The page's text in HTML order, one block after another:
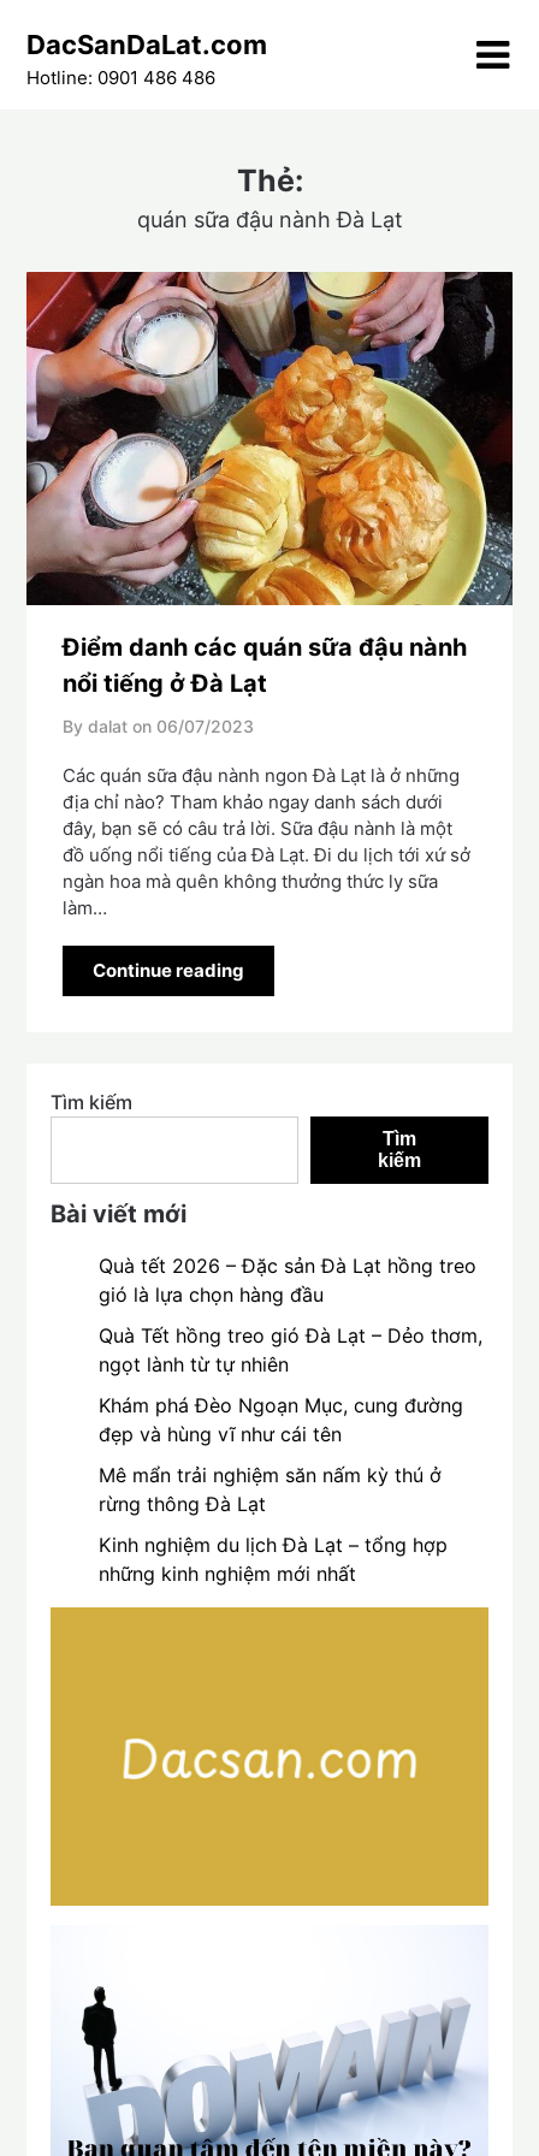
content
DacSanDaLat.com
Hotline: 0901 486 486
Thẻ:
quán sữa đậu nành Đà Lạt
Điểm danh các quán sữa đậu nành
nổi tiếng ở Đà Lạt
By dalat on 06/07/2023
Các quán sữa đậu nành ngon Đà Lạt là ở những
địa chỉ nào? Tham khảo ngay danh sách dưới
đây, bạn sẽ có câu trả lời. Sữa đậu nành là một
đồ uống nổi tiếng của Đà Lạt. Đi du lịch tới xứ sở
ngàn hoa mà quên không thưởng thức ly sữa
làm…
Continue reading
Tìm kiếm
Tìm
kiếm
Bài viết mới
Quà tết 2026 – Đặc sản Đà Lạt hồng treo
gió là lựa chọn hàng đầu
Quà Tết hồng treo gió Đà Lạt – Dẻo thơm,
ngọt lành từ tự nhiên
Khám phá Đèo Ngoạn Mục, cung đường
đẹp và hùng vĩ như cái tên
Mê mẩn trải nghiệm săn nấm kỳ thú ở
rừng thông Đà Lạt
Kinh nghiệm du lịch Đà Lạt – tổng hợp
những kinh nghiệm mới nhất